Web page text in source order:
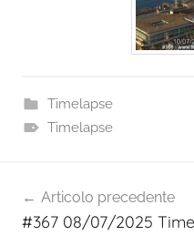
Timelapse
Timelapse
articoli
Articolo precedente
#367 08/07/2025